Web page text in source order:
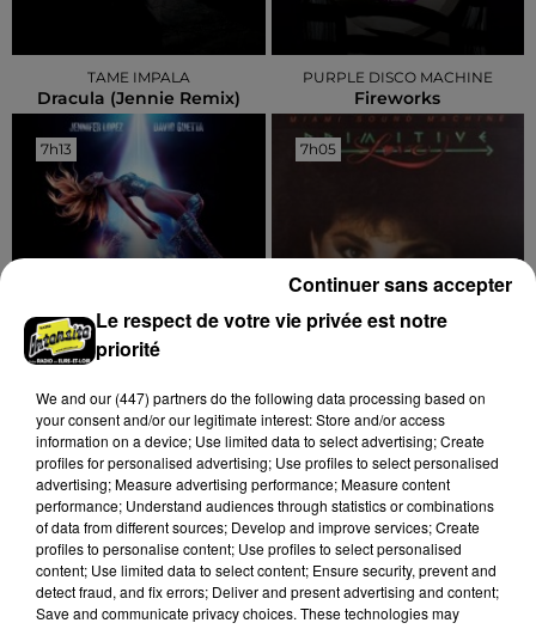
TAME IMPALA
Dracula (jennie Remix)
PURPLE DISCO MACHINE
Fireworks
7h13
7h13
Save Me Tonight
7h05
7h05
Conga
TOUS LES JEUX Voir plus
Le respect de votre vie privée est notre
priorité
We and our (447) partnersdo the following data processing based on
your consent and/or our legitimate interest: Store and/or access
information on a device; Use limited data to select advertising; Create
profiles for personalised advertising; Use profiles to select personalised
advertising; Measure advertising performance; Measure content
performance; Understand audiences through statistics or combinations
of data from different sources; Develop and improve services; Create
profiles to personalise content; Use profiles to select personalised
content; Use limited data to select content; Ensure security, prevent and
detect fraud, and fix errors; Deliver and present advertising and content;
Save and communicate privacy choices. These technologies may
Continuer sans accepter